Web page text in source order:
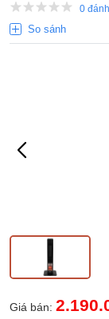
0
So sánh
Giá bán: